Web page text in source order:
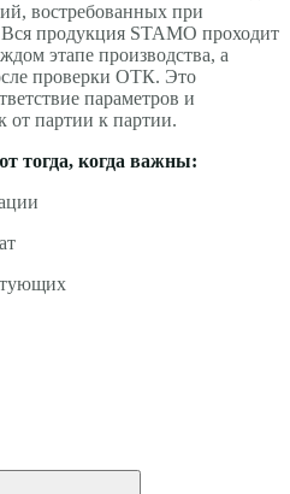
востребованных при
продукция STAMO проходит
этапе производства, а
проверки ОТК. Это
параметров и
от партии к партии.
тогда, когда важны: